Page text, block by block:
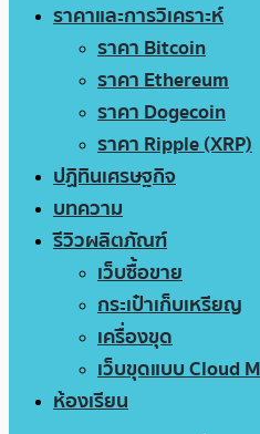
ราคาและการวิเคราะห์
ราคา Bitcoin
ราคา Ethereum
ราคา Dogecoin
ราคา Ripple (XRP)
ปฏิทินเศรษฐกิจ
บทความ
รีวิวผลิตภัณฑ์
เว็บซื้อขาย
กระเป๋าเก็บเหรียญ
เครื่องขุด
เว็บขุดแบบ Cloud
ห้องเรียน